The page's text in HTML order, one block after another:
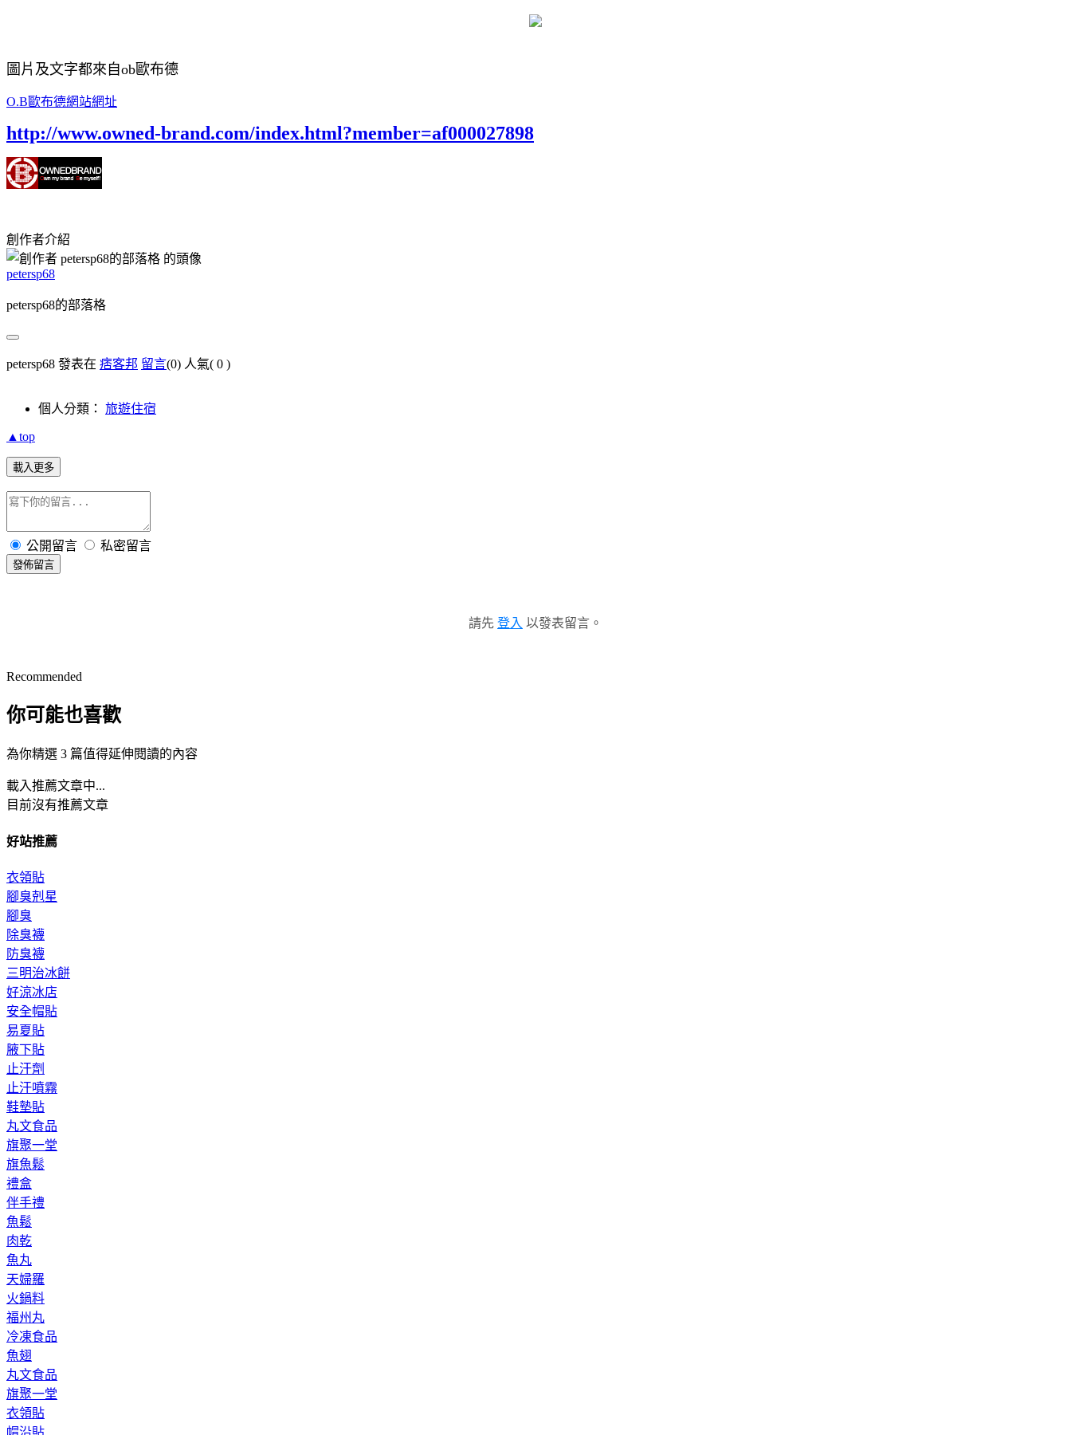
圖片及文字都來自ob歐布德
O.B歐布德網站網址
http://www.owned-brand.com/index.html?member=af000027898
創作者介紹
petersp68
petersp68的部落格
petersp68 發表在 痞客邦 留言(0) 人氣( 0 )
個人分類： 旅遊住宿
▲top
載入更多
公開留言 私密留言
發佈留言
請先 登入 以發表留言。
Recommended
你可能也喜歡
為你精選 3 篇值得延伸閱讀的內容
載入推薦文章中...
目前沒有推薦文章
好站推薦
衣領貼
腳臭剋星
腳臭
除臭襪
防臭襪
三明治冰餅
好涼冰店
安全帽貼
易夏貼
腋下貼
止汗劑
止汗噴霧
鞋墊貼
丸文食品
旗聚一堂
旗魚鬆
禮盒
伴手禮
魚鬆
肉乾
魚丸
天婦羅
火鍋料
福州丸
冷凍食品
魚翅
丸文食品
旗聚一堂
衣領貼
帽沿貼